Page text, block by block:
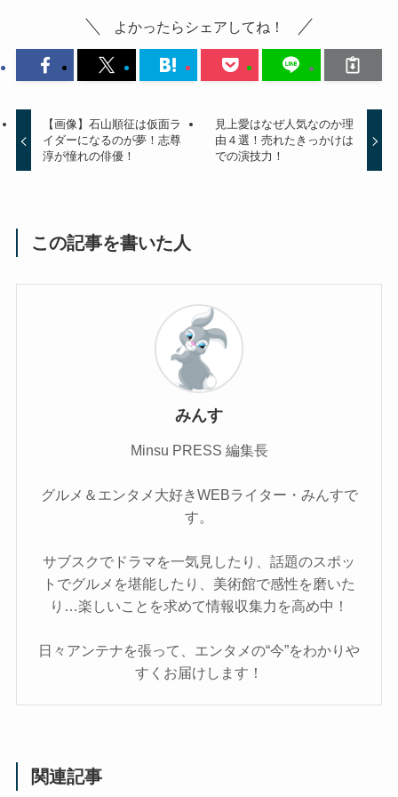
よかったらシェアしてね！
【画像】石山順征は仮面ラ
イダーになるのが夢！志尊
淳が憧れの俳優！
見上愛はなぜ人気なのか理
由４選！売れたきっかけは
での演技力！
この記事を書いた人
みんす
Minsu PRESS 編集長
グルメ＆エンタメ大好きWEBライター・みんすで
す。
サブスクでドラマを一気見したり、話題のスポッ
トでグルメを堪能したり、美術館で感性を磨いた
り…楽しいことを求めて情報収集力を高め中！
日々アンテナを張って、エンタメの“今”をわかりや
すくお届けします！
関連記事